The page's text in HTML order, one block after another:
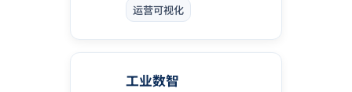
运营可视化
工业数智